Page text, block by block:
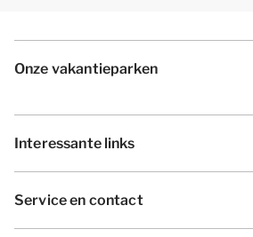
Onze vakantieparken
Interessante links
Service en contact